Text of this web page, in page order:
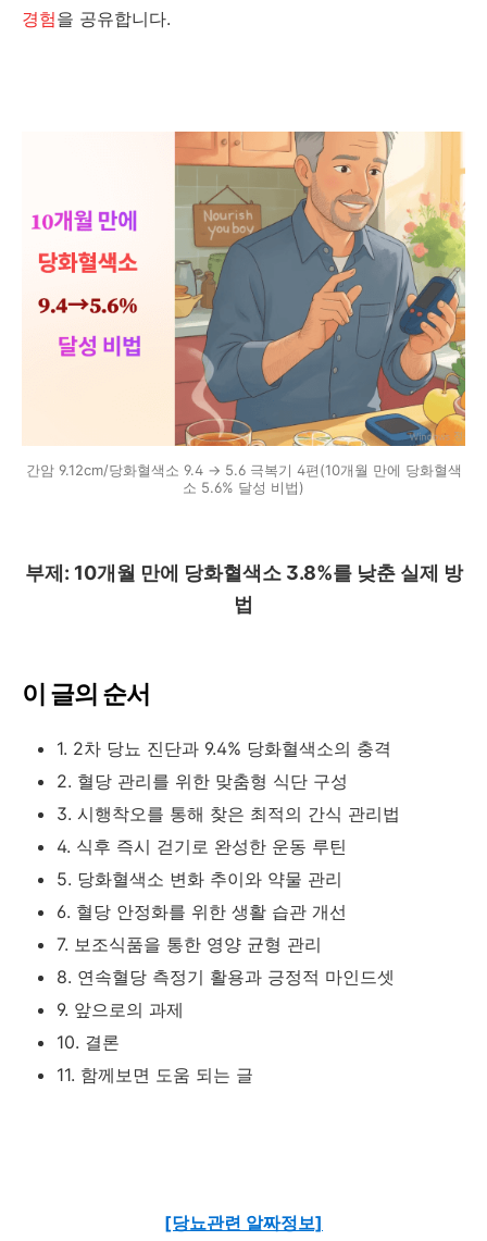
경험을 공유합니다.
간암 9.12cm/당화혈색소 9.4 → 5.6 극복기 4편(10개월 만에 당화혈색
소 5.6% 달성 비법)
부제: 10개월 만에 당화혈색소 3.8%를 낮춘 실제 방
법
이 글의 순서
1. 2차 당뇨 진단과 9.4% 당화혈색소의 충격
2. 혈당 관리를 위한 맞춤형 식단 구성
3. 시행착오를 통해 찾은 최적의 간식 관리법
4. 식후 즉시 걷기로 완성한 운동 루틴
5. 당화혈색소 변화 추이와 약물 관리
6. 혈당 안정화를 위한 생활 습관 개선
7. 보조식품을 통한 영양 균형 관리
8. 연속혈당 측정기 활용과 긍정적 마인드셋
9. 앞으로의 과제
10. 결론
11. 함께보면 도움 되는 글
[당뇨관련 알짜정보]